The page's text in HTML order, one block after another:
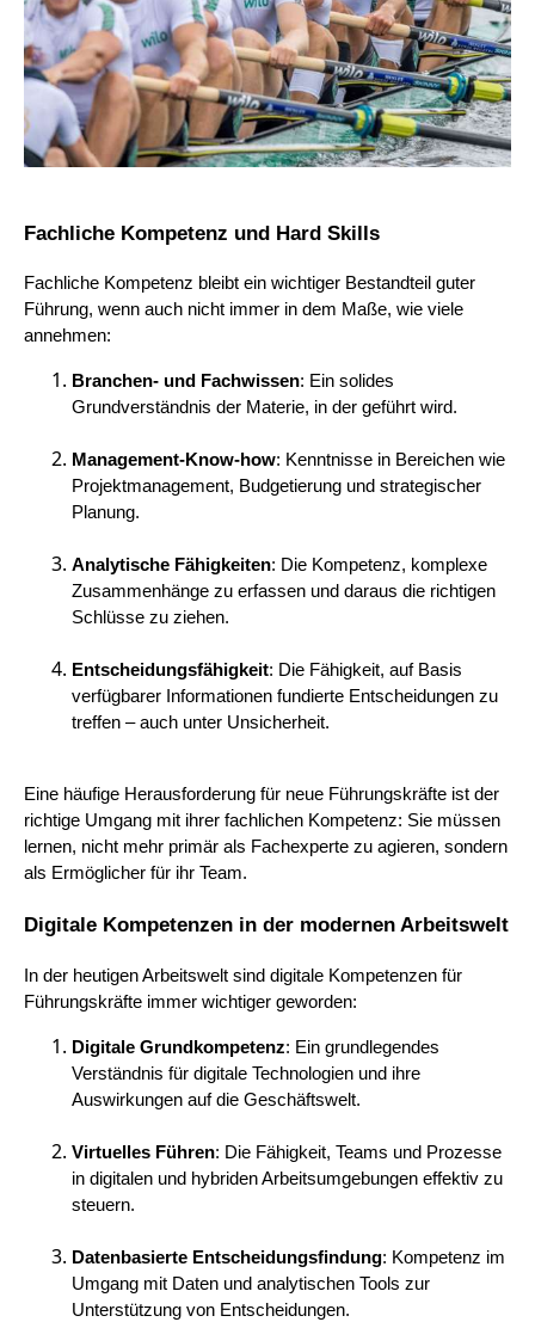
Fachliche Kompetenz und Hard Skills
Fachliche Kompetenz bleibt ein wichtiger Bestandteil guter
Führung, wenn auch nicht immer in dem Maße, wie viele
annehmen:
Branchen- und Fachwissen: Ein solides
Grundverständnis der Materie, in der geführt wird.
Management-Know-how: Kenntnisse in Bereichen wie
Projektmanagement, Budgetierung und strategischer
Planung.
Analytische Fähigkeiten: Die Kompetenz, komplexe
Zusammenhänge zu erfassen und daraus die richtigen
Schlüsse zu ziehen.
Entscheidungsfähigkeit: Die Fähigkeit, auf Basis
verfügbarer Informationen fundierte Entscheidungen zu
treffen – auch unter Unsicherheit.
Eine häufige Herausforderung für neue Führungskräfte ist der
richtige Umgang mit ihrer fachlichen Kompetenz: Sie müssen
lernen, nicht mehr primär als Fachexperte zu agieren, sondern
als Ermöglicher für ihr Team.
Digitale Kompetenzen in der modernen Arbeitswelt
In der heutigen Arbeitswelt sind digitale Kompetenzen für
Führungskräfte immer wichtiger geworden:
Digitale Grundkompetenz: Ein grundlegendes
Verständnis für digitale Technologien und ihre
Auswirkungen auf die Geschäftswelt.
Virtuelles Führen: Die Fähigkeit, Teams und Prozesse
in digitalen und hybriden Arbeitsumgebungen effektiv zu
steuern.
Datenbasierte Entscheidungsfindung: Kompetenz im
Umgang mit Daten und analytischen Tools zur
Unterstützung von Entscheidungen.